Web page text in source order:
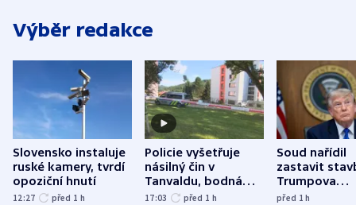
Výběr redakce
Slovensko instaluje
ruské kamery, tvrdí
opoziční hnutí
12:27 před 1 h
Policie vyšetřuje
násilný čin v
Tanvaldu, bodná
zranění při něm
17:03 před 1 h
Soud nařídil
zastavit
Trumpova
tanečního
před 1h